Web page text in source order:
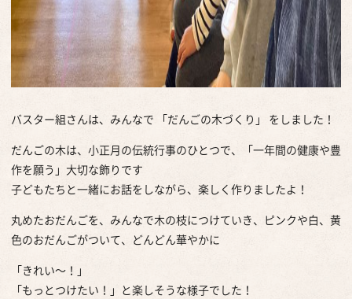
バスター組さんは、みんなで 「だんごの木づくり」 をしました！
だんごの木は、小正月の伝統行事のひとつで、「一年間の健康や豊
作を願う」大切な飾りです
子どもたちと一緒にお話をしながら、楽しく作りましたよ！
丸めたおだんごを、みんなで木の枝につけていき、ピンクや白、黄
色のおだんごがついて、どんどん華やかに
「きれい～！」
「もっとつけたい！」と楽しそうな様子でした！